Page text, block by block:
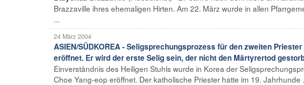
Brazzaville ihres ehemaligen Hirten. Am 22. März wurde in allen
...
24 März 2004
ASIEN/SÜDKOREA - Seligsprechungsprozess für den zweiten
eröffnet. Er wird der erste Selig sein, der nicht den Märtyrertod
Einverständnis des Heiligen Stuhls wurde in Korea der
Choe Yang-eop eröffnet. Der katholische Priester hatte im 19. Jahrhunde